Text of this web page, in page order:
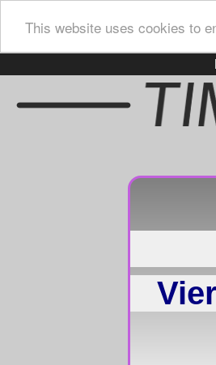
This website uses cookies to